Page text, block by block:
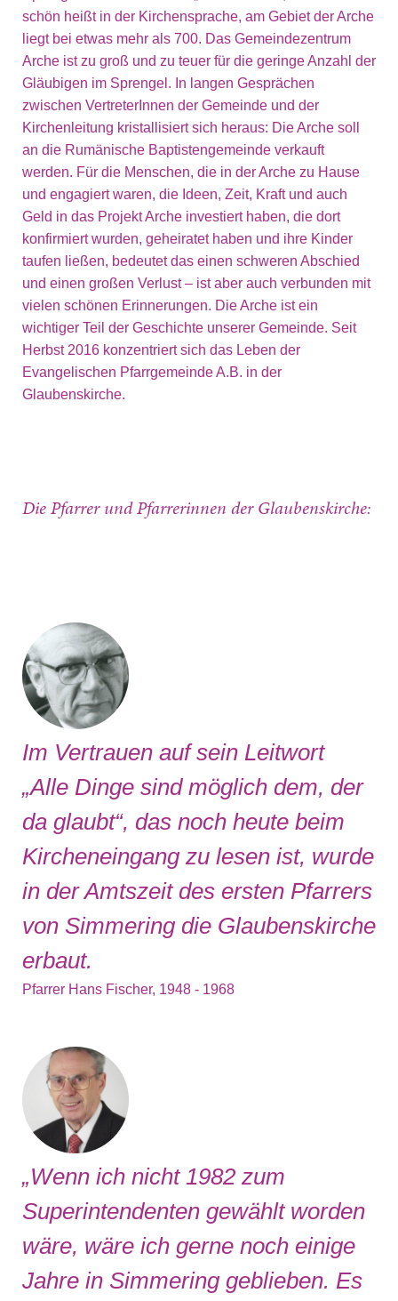
schön heißt in der Kirchensprache, am Gebiet der Arche
liegt bei etwas mehr als 700. Das Gemeindezentrum
Arche ist zu groß und zu teuer für die geringe Anzahl der
Gläubigen im Sprengel. In langen Gesprächen
zwischen VertreterInnen der Gemeinde und der
Kirchenleitung kristallisiert sich heraus: Die Arche soll
an die Rumänische Baptistengemeinde verkauft
werden. Für die Menschen, die in der Arche zu Hause
und engagiert waren, die Ideen, Zeit, Kraft und auch
Geld in das Projekt Arche investiert haben, die dort
konfirmiert wurden, geheiratet haben und ihre Kinder
taufen ließen, bedeutet das einen schweren Abschied
und einen großen Verlust – ist aber auch verbunden mit
vielen schönen Erinnerungen. Die Arche ist ein
wichtiger Teil der Geschichte unserer Gemeinde. Seit
Herbst 2016 konzentriert sich das Leben der
Evangelischen Pfarrgemeinde A.B. in der
Glaubenskirche.
Die Pfarrer und Pfarrerinnen der Glaubenskirche:
Im Vertrauen auf sein Leitwort
„Alle Dinge sind möglich dem, der
da glaubt“, das noch heute beim
Kircheneingang zu lesen ist, wurde
in der Amtszeit des ersten Pfarrers
von Simmering die Glaubenskirche
erbaut.
Pfarrer Hans Fischer, 1948 - 1968
„Wenn ich nicht 1982 zum
Superintendenten gewählt worden
wäre, wäre ich gerne noch einige
Jahre in Simmering geblieben. Es